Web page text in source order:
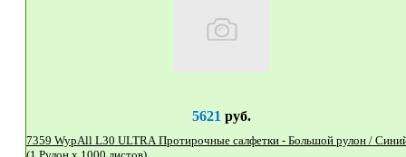
5621 руб.
7359 WypAll L30 ULTRA Протирочные салфетки - Большой рулон / Синий